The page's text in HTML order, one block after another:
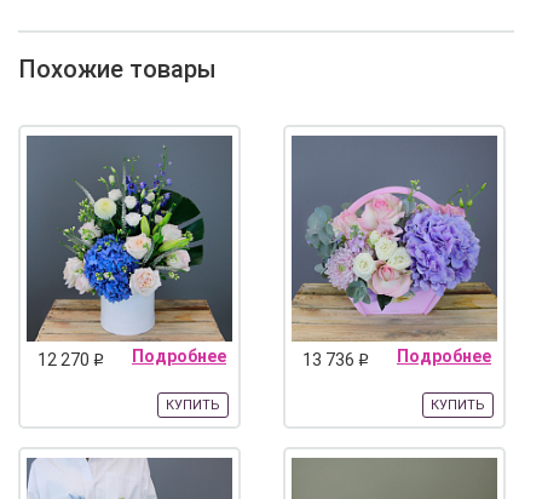
Похожие товары
12 270 q Подробнее
КУПИТЬ
13 736 q Подробнее
КУПИТЬ